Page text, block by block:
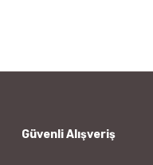
Güvenli Alışveriş